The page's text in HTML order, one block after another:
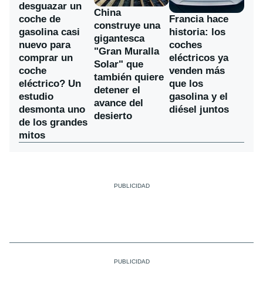
desguazar un
coche de
gasolina casi
nuevo para
comprar un
coche
eléctrico? Un
estudio
desmonta uno
de los grandes
mitos
China
construye una
gigantesca
"Gran Muralla
Solar" que
también quiere
detener el
avance del
desierto
Francia hace
historia: los
coches
eléctricos ya
venden más
que los
gasolina y el
diésel juntos